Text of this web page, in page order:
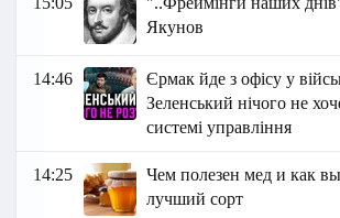
Якунов
14:46
Єрмак йде з офісу у
Зеленський нічого не
системі управління
14:25
Чем полезен мед и как
лучший сорт